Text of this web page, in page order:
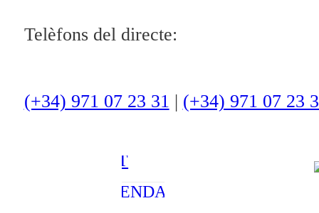
Telèfons del directe:
(+34) 971 07 23 31 | (+34) 971 07 23
OCI
ENTREVISTES
AMBIENT
AGENDA